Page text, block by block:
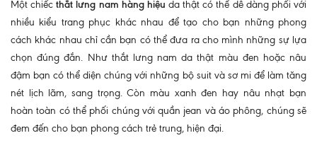
Một chiếcthắt lưng nam hàng hiệu da thật có thể dễ dàng phối với
nhiều kiểu trang phục khác nhau để tạo cho bạn những phong
cách khác nhau chỉ cần bạn có thể đưa ra cho mình những sự lựa
chọn đúng đắn. Như thắt lưng nam da thật màu đen hoặc nâu
đậm bạn có thể diện chúng với những bộ suit và sơ mi để làm tăng
nét lịch lãm, sang trọng. Còn màu xanh đen hay nâu nhạt bạn
hoàn toàn có thể phối chúng với quần jean và áo phông, chúng sẽ
đem đến cho bạn phong cách trẻ trung, hiện đại.